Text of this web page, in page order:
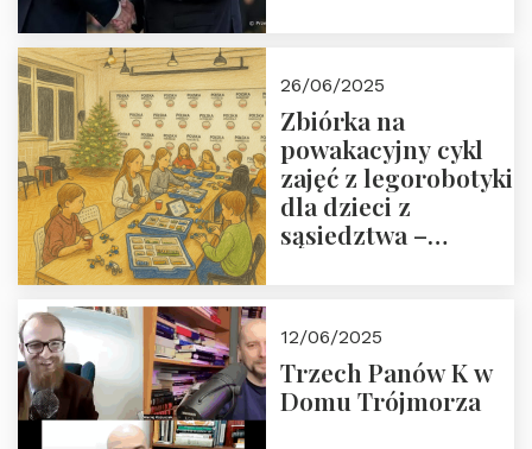
26/06/2025
Zbiórka na
powakacyjny cykl
zajęć z legorobotyki
dla dzieci z
sąsiedztwa –
Fundacji
12/06/2025
Trzech Panów K w
Domu Trójmorza